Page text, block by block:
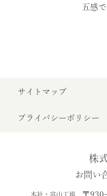
五感
サイトマップ
プライバシーポリシー
株
お問い
本社・富山工場 〒